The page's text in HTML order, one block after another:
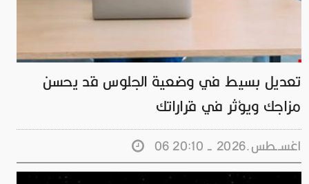
تعديل بسيط في وضعية الجلوس قد يحسن
مزاجك ويؤثر في قراراتك
06 اغســطس.2026 - 20:10